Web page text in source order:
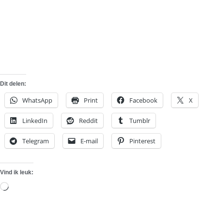
Dit delen:
WhatsApp Print Facebook X
LinkedIn Reddit Tumblr
Telegram E-mail Pinterest
Vind ik leuk:
Aan